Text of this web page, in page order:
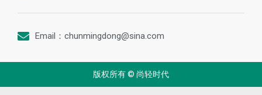
Email：chunmingdong@sina.com
版权所有 © 尚轻时代